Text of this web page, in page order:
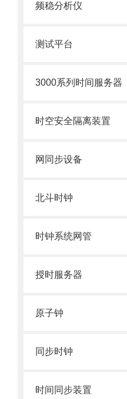
频稳分析仪
测试平台
3000系列时间服务器
时空安全隔离装置
网同步设备
北斗时钟
时钟系统网管
授时服务器
原子钟
同步时钟
时间同步装置